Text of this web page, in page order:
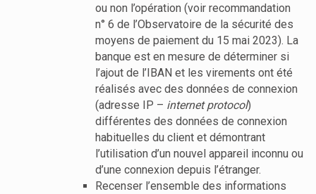
ou non l’opération (voir recommandation
n° 6 de l’Observatoire de la sécurité des
moyens de paiement du 15 mai 2023). La
banque est en mesure de déterminer si
l’ajout de l’IBAN et les virements ont été
réalisés avec des données de connexion
(adresse IP – internet protocol)
différentes des données de connexion
habituelles du client et démontrant
l’utilisation d’un nouvel appareil inconnu ou
d’une connexion depuis l’étranger.
Recenser l’ensemble des informations